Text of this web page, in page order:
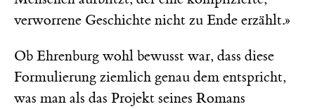
verworrene Geschichte nicht zu Ende erzählt.»
Ob Ehrenburg wohl bewusst war, dass diese
Formulierung ziemlich genau dem entspricht,
was man als das Projekt seines Romans